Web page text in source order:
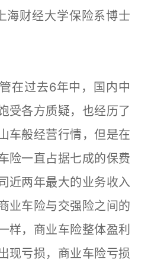
海财经大学保险系博士
在过去6年中，国内中
受各方质疑，也经历了
车般经营行情，但是在
险一直占据七成的保费
近两年最大的业务收入
业车险与交强险之间的
样，商业车险整体盈利
现亏损，商业车险亏损